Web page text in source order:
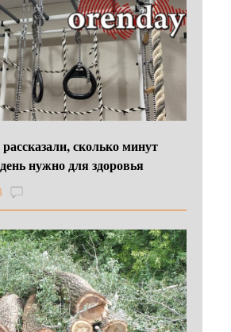
сколько минут
нужно для здоровья